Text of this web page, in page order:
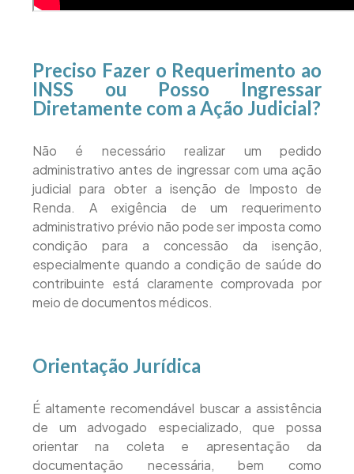
Preciso Fazer o Requerimento ao
INSS ou Posso Ingressar
Diretamente com a Ação Judicial?
Não é necessário realizar um pedido
administrativo antes de ingressar com uma ação
judicial para obter a isenção de Imposto de
Renda. A exigência de um requerimento
administrativo prévio não pode ser imposta como
condição para a concessão da isenção,
especialmente quando a condição de saúde do
contribuinte está claramente comprovada por
meio de documentos médicos.
Orientação Jurídica
É altamente recomendável buscar a assistência
de um advogado especializado, que possa
orientar na coleta e apresentação da
documentação necessária, bem como